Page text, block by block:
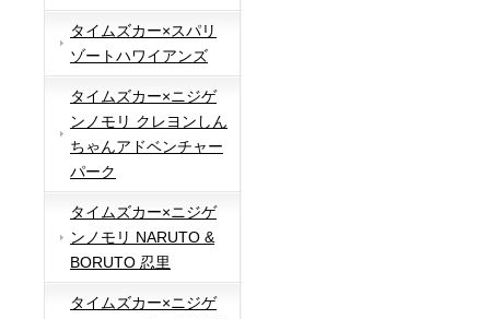
タイムズカー×スパリ
ゾートハワイアンズ
タイムズカー×ニジゲ
ンノモリ クレヨンしん
ちゃんアドベンチャー
パーク
タイムズカー×ニジゲ
ンノモリ NARUTO &
BORUTO 忍里
タイムズカー×ニジゲ